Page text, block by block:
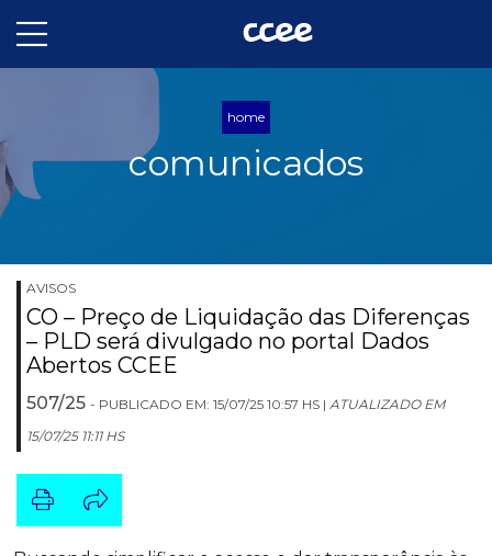
home
comunicados
AVISOS
CO – Preço de Liquidação das Diferenças
– PLD será divulgado no portal Dados
Abertos CCEE
507/25 - PUBLICADO EM: 15/07/25 10:57 HS | ATUALIZADO EM
15/07/25 11:11 HS